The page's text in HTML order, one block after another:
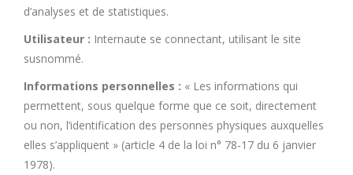
d’analyses et de statistiques.
Utilisateur : Internaute se connectant, utilisant le site
susnommé.
Informations personnelles : « Les informations qui
permettent, sous quelque forme que ce soit, directement
ou non, l’identification des personnes physiques auxquelles
elles s’appliquent » (article 4 de la loi n° 78-17 du 6 janvier
1978).